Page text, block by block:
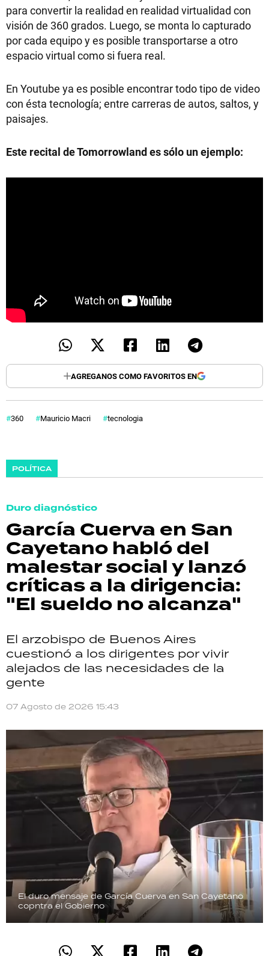
para convertir la realidad en realidad virtualidad con
visión de 360 grados. Luego, se monta lo capturado
por cada equipo y es posible transportarse a otro
espacio virtual como si fuera real.
En Youtube ya es posible encontrar todo tipo de video
con ésta tecnología; entre carreras de autos, saltos, y
paisajes.
Este recital de Tomorrowland es sólo un ejemplo:
AGREGANOS COMO FAVORITOS EN
360 Mauricio Macri tecnologia
POLÍTICA
Duro diagnóstico
García Cuerva en San
Cayetano habló del
malestar social y lanzó
críticas a la dirigencia:
"El sueldo no alcanza"
El arzobispo de Buenos Aires
cuestionó a los dirigentes por vivir
alejados de las necesidades de la
gente
07 Agosto de 2026 15:43
El duro mensaje de García Cuerva en San Cayetano
copntra el Gobierno